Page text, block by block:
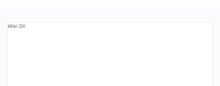
Wiki Dll